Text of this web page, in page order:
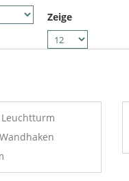
Zeige